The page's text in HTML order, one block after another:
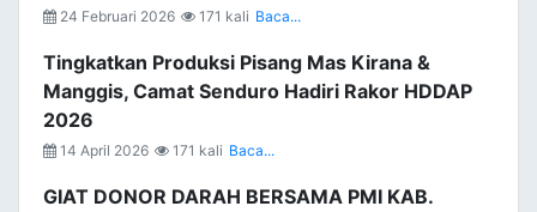
24 Februari 2026 171 kali Baca...
Tingkatkan Produksi Pisang Mas Kirana &
Manggis, Camat Senduro Hadiri Rakor HDDAP
2026
14 April 2026 171 kali Baca...
GIAT DONOR DARAH BERSAMA PMI KAB.